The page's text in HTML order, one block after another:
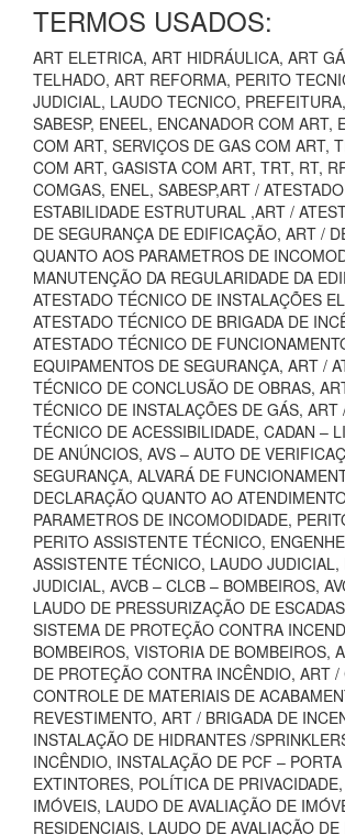
TERMOS USADOS:
ART ELETRICA, ART HIDRÁULICA, ART
TELHADO, ART REFORMA, PERITO
JUDICIAL, LAUDO TECNICO,
SABESP, ENEEL, ENCANADOR COM ART,
COM ART, SERVIÇOS DE GAS COM ART,
COM ART, GASISTA COM ART, TRT, RT,
COMGAS, ENEL, SABESP,ART /
ESTABILIDADE ESTRUTURAL ,ART /
DE SEGURANÇA DE EDIFICAÇÃO, ART /
QUANTO AOS PARAMETROS DE
MANUTENÇÃO DA REGULARIDADE DA
ATESTADO TÉCNICO DE INSTALAÇÕES
ATESTADO TÉCNICO DE BRIGADA DE
ATESTADO TÉCNICO DE
EQUIPAMENTOS DE SEGURANÇA, ART /
TÉCNICO DE CONCLUSÃO DE OBRAS,
TÉCNICO DE INSTALAÇÕES DE GÁS, ART
TÉCNICO DE ACESSIBILIDADE, CADAN –
DE ANÚNCIOS, AVS – AUTO DE
SEGURANÇA, ALVARÁ DE
DECLARAÇÃO QUANTO AO
PARAMETROS DE INCOMODIDADE,
PERITO ASSISTENTE TÉCNICO,
ASSISTENTE TÉCNICO, LAUDO JUDICIAL,
JUDICIAL, AVCB – CLCB – BOMBEIROS,
LAUDO DE PRESSURIZAÇÃO DE
SISTEMA DE PROTEÇÃO CONTRA
BOMBEIROS, VISTORIA DE BOMBEIROS,
DE PROTEÇÃO CONTRA INCÊNDIO, ART
CONTROLE DE MATERIAIS DE
REVESTIMENTO, ART / BRIGADA DE
INSTALAÇÃO DE HIDRANTES /
INCÊNDIO, INSTALAÇÃO DE PCF –
EXTINTORES, POLÍTICA DE
IMÓVEIS, LAUDO DE AVALIAÇÃO DE
RESIDENCIAIS, LAUDO DE AVALIAÇÃO